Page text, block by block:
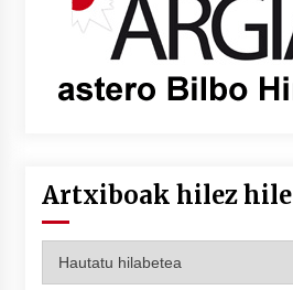
Artxiboak hilez hile
hilez